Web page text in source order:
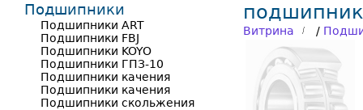
Витрина /
Подшипники
Подшипники ART
Подшипники FBJ
Подшипники KOYO
Подшипники ГПЗ-10
Подшипники качения
Подшипники качения
Подшипники скольжения